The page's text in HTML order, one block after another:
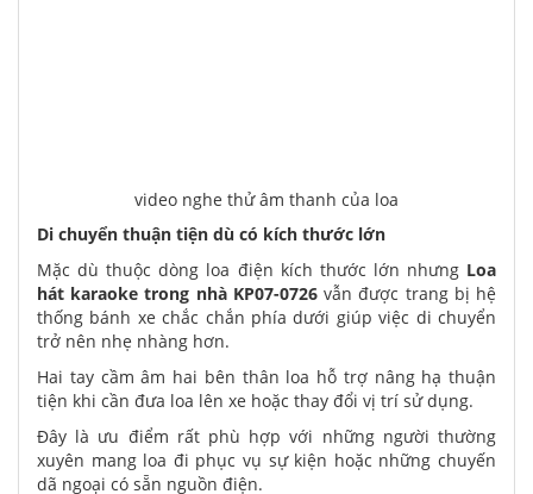
video nghe thử âm thanh của loa
Di chuyển thuận tiện dù có kích thước lớn
Mặc dù thuộc dòng loa điện kích thước lớn nhưng Loa
hát karaoke trong nhà KP07-0726vẫn được trang bị hệ
thống bánh xe chắc chắn phía dưới giúp việc di chuyển
trở nên nhẹ nhàng hơn.
Hai tay cầm âm hai bên thân loa hỗ trợ nâng hạ thuận
tiện khi cần đưa loa lên xe hoặc thay đổi vị trí sử dụng.
Đây là ưu điểm rất phù hợp với những người thường
xuyên mang loa đi phục vụ sự kiện hoặc những chuyến
dã ngoại có sẵn nguồn điện.